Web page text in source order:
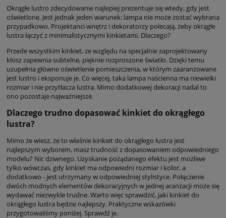
Okrągłe lustro zdecydowanie najlepiej prezentuje się wtedy, gdy jest
oświetlone. Jest jednak jeden warunek: lampa nie może zostać wybrana
przypadkowo. Projektanci wnętrz i dekoratorzy polecają, żeby okrągłe
lustra łączyć z minimalistycznymi kinkietami. Dlaczego?
Przede wszystkim kinkiet, ze względu na specjalnie zaprojektowany
klosz zapewnia subtelne, pięknie rozproszone światło. Dzięki temu
uzupełnia główne oświetlenie pomieszczenia, w którym zaaranżowane
jest lustro i eksponuje je. Co więcej, taka lampa naścienna ma niewielki
rozmiar i nie przytłacza lustra. Mimo dodatkowej dekoracji nadal to
ono pozostaje najważniejsze.
Dlaczego trudno dopasować kinkiet do okrągłego
lustra?
Mimo że wiesz, że to właśnie kinkiet do okrągłego lustra jest
najlepszym wyborem, masz trudność z dopasowaniem odpowiedniego
modelu? Nic dziwnego. Uzyskanie pożądanego efektu jest możliwe
tylko wówczas, gdy kinkiet ma odpowiedni rozmiar i kolor, a
dodatkowo - jest utrzymany w odpowiedniej stylistyce. Połączenie
dwóch modnych elementów dekoracyjnych w jednej aranżacji może się
wydawać niezwykle trudne. Warto więc sprawdzić, jaki kinkiet do
okrągłego lustra będzie najlepszy. Praktyczne wskazówki
przygotowaliśmy poniżej. Sprawdź je.